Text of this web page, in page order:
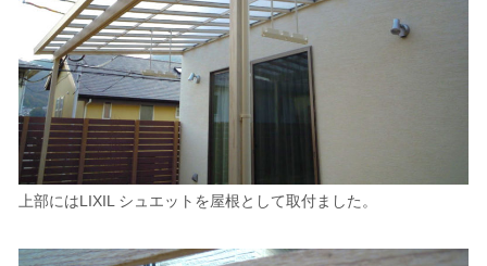
上部にはLIXIL シュエット を屋根として取付ました。